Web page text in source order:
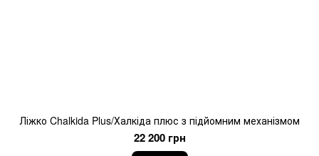
Ліжко Chalkida Plus/Халкіда плюс з підйомним механізмом
22 200 грн